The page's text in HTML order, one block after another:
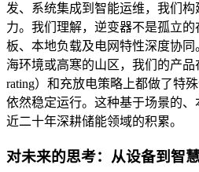
发、系统集成到智能运维，我们
力。我们理解，逆变器不是孤立
板、本地负载及电网特性深度协
海环境或高寒的山区，我们的产
rating）和充放电策略上都做了特
依然稳定运行。这种基于场景的、
近二十年深耕储能领域的积累。
对未来的思考：从设备到智